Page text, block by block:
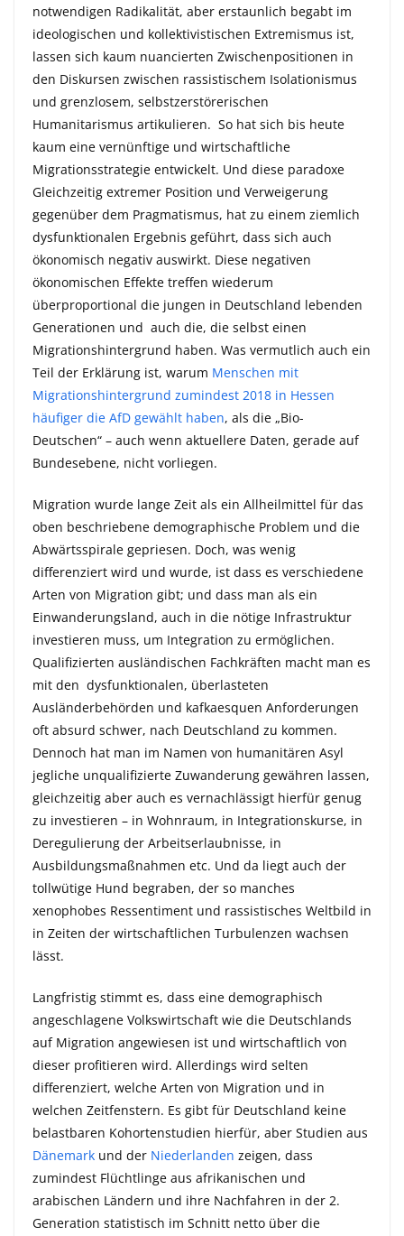
notwendigen Radikalität, aber erstaunlich begabt im
ideologischen und kollektivistischen Extremismus ist,
lassen sich kaum nuancierten Zwischenpositionen in
den Diskursen zwischen rassistischem Isolationismus
und grenzlosem, selbstzerstörerischen
Humanitarismus artikulieren. So hat sich bis heute
kaum eine vernünftige und wirtschaftliche
Migrationsstrategie entwickelt. Und diese paradoxe
Gleichzeitig extremer Position und Verweigerung
gegenüber dem Pragmatismus, hat zu einem ziemlich
dysfunktionalen Ergebnis geführt, dass sich auch
ökonomisch negativ auswirkt. Diese negativen
ökonomischen Effekte treffen wiederum
überproportional die jungen in Deutschland lebenden
Generationen und auch die, die selbst einen
Migrationshintergrund haben. Was vermutlich auch ein
Teil der Erklärung ist, warum Menschen mit
Migrationshintergrund zumindest 2018 in Hessen
häufiger die AfD gewählt haben, als die „Bio-
Deutschen“ – auch wenn aktuellere Daten, gerade auf
Bundesebene, nicht vorliegen.
Migration wurde lange Zeit als ein Allheilmittel für das
oben beschriebene demographische Problem und die
Abwärtsspirale gepriesen. Doch, was wenig
differenziert wird und wurde, ist dass es verschiedene
Arten von Migration gibt; und dass man als ein
Einwanderungsland, auch in die nötige Infrastruktur
investieren muss, um Integration zu ermöglichen.
Qualifizierten ausländischen Fachkräften macht man es
mit den dysfunktionalen, überlasteten
Ausländerbehörden und kafkaesquen Anforderungen
oft absurd schwer, nach Deutschland zu kommen.
Dennoch hat man im Namen von humanitären Asyl
jegliche unqualifizierte Zuwanderung gewähren lassen,
gleichzeitig aber auch es vernachlässigt hierfür genug
zu investieren – in Wohnraum, in Integrationskurse, in
Deregulierung der Arbeitserlaubnisse, in
Ausbildungsmaßnahmen etc. Und da liegt auch der
tollwütige Hund begraben, der so manches
xenophobes Ressentiment und rassistisches Weltbild in
in Zeiten der wirtschaftlichen Turbulenzen wachsen
lässt.
Langfristig stimmt es, dass eine demographisch
angeschlagene Volkswirtschaft wie die Deutschlands
auf Migration angewiesen ist und wirtschaftlich von
dieser profitieren wird. Allerdings wird selten
differenziert, welche Arten von Migration und in
welchen Zeitfenstern. Es gibt für Deutschland keine
belastbaren Kohortenstudien hierfür, aber Studien aus
Dänemark und der Niederlanden zeigen, dass
zumindest Flüchtlinge aus afrikanischen und
arabischen Ländern und ihre Nachfahren in der 2.
Generation statistisch im Schnitt netto über die